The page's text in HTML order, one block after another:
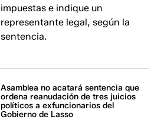
impuestas e indique un
representante legal, según la
sentencia.
Asamblea no acatará sentencia que
ordena reanudación de tres juicios
políticos a exfuncionarios del
Gobierno de Lasso